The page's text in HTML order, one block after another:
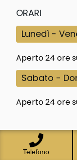
ORARI
Lunedì -
Aperto 24 ore
Sabato -
Aperto 24 ore
Articoli
NCC Milano
Telefono